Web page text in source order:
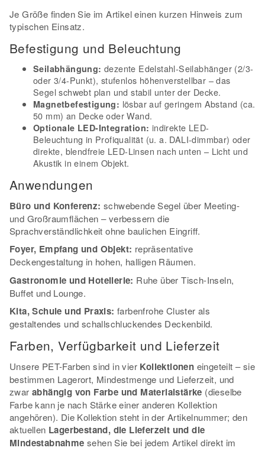
Je Größe finden Sie im Artikel einen kurzen Hinweis zum
typischen Einsatz.
Befestigung und Beleuchtung
Seilabhängung: dezente Edelstahl-Seilabhänger (2/3-
oder 3/4-Punkt), stufenlos höhenverstellbar – das
Segel schwebt plan und stabil unter der Decke.
Magnetbefestigung: lösbar auf geringem Abstand (ca.
50 mm) an Decke oder Wand.
Optionale LED-Integration: indirekte LED-
Beleuchtung in Profiqualität (u. a. DALI-dimmbar) oder
direkte, blendfreie LED-Linsen nach unten – Licht und
Akustik in einem Objekt.
Anwendungen
Büro und Konferenz: schwebende Segel über Meeting-
und Großraumflächen – verbessern die
Sprachverständlichkeit ohne baulichen Eingriff.
Foyer, Empfang und Objekt: repräsentative
Deckengestaltung in hohen, halligen Räumen.
Gastronomie und Hotellerie: Ruhe über Tisch-Inseln,
Buffet und Lounge.
Kita, Schule und Praxis: farbenfrohe Cluster als
gestaltendes und schallschluckendes Deckenbild.
Farben, Verfügbarkeit und Lieferzeit
Unsere PET-Farben sind in vier Kollektionen eingeteilt – sie
bestimmen Lagerort, Mindestmenge und Lieferzeit, und
zwar abhängig von Farbe und Materialstärke (dieselbe
Farbe kann je nach Stärke einer anderen Kollektion
angehören). Die Kollektion steht in der Artikelnummer; den
aktuellen Lagerbestand, die Lieferzeit und die
Mindestabnahme sehen Sie bei jedem Artikel direkt im